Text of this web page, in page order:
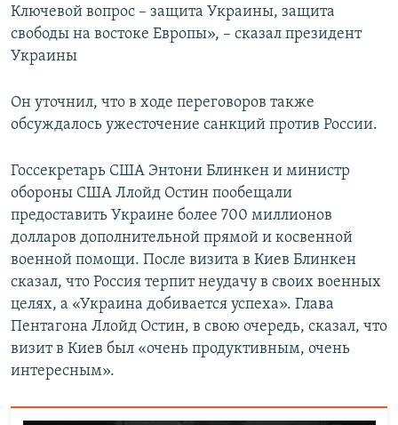
Ключевой вопрос – защита Украины, защита
свободы на востоке Европы», – сказал президент
Украины
Он уточнил, что в ходе переговоров также
обсуждалось ужесточение санкций против России.
Госсекретарь США Энтони Блинкен и министр
обороны США Ллойд Остин пообещали
предоставить Украине более 700 миллионов
долларов дополнительной прямой и косвенной
военной помощи. После визита в Киев Блинкен
сказал, что Россия терпит неудачу в своих военных
целях, а «Украина добивается успеха». Глава
Пентагона Ллойд Остин, в свою очередь, сказал, что
визит в Киев был «очень продуктивным, очень
интересным».